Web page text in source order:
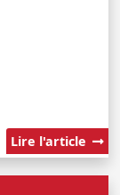
Lire l'article